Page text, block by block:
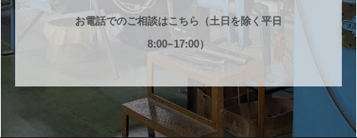
お電話でのご相談はこちら（土日を除く平日
8:00~17:00）